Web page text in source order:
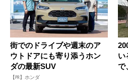
街でのドライブや週末のア
ウトドアにも寄り添うホン
ダの最新SUV
【PR】ホンダ
い
で